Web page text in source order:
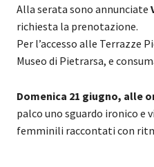
Alla serata sono annunciate
richiesta la prenotazione.
Per l’accesso alle Terrazze
Museo di Pietrarsa, e
Domenica 21 giugno, alle
palco uno sguardo ironico e
femminili raccontati con